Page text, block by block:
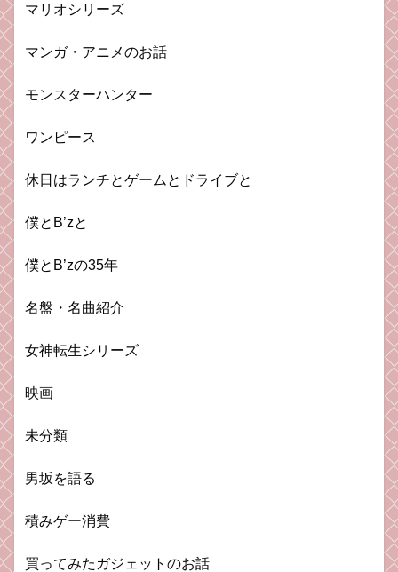
マリオシリーズ
マンガ・アニメのお話
モンスターハンター
ワンピース
休日はランチとゲームとドライブと
僕とB’zと
僕とB’zの35年
名盤・名曲紹介
女神転生シリーズ
映画
未分類
男坂を語る
積みゲー消費
買ってみたガジェットのお話